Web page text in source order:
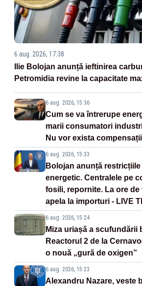
6 aug. 2026, 17:38
Ilie Bolojan anunță ieftinirea
Petromidia revine la capacitate
6 aug. 2026, 15:36
Cum se va întrerupe
marii consumatori
Nu vor exista compensații
6 aug. 2026, 15:33
Bolojan anunță
energetic. Centralele pe
fosili, repornite. La ore de
apela la importuri - LIVE
6 aug. 2026, 15:24
Miza uriașă a scufundării
Reactorul 2 de la
o nouă „gură de oxigen”
6 aug. 2026, 15:23
Alexandru Nazare, veste